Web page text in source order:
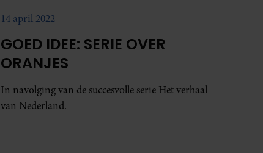
14 april 2022
GOED IDEE: SERIE OVER
ORANJES
In navolging van de succesvolle serie Het verhaal
van Nederland.